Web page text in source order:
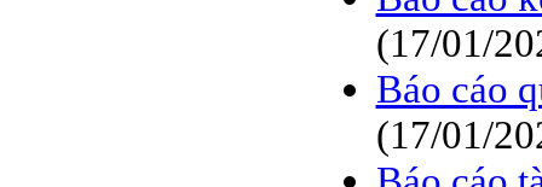
(17/01/
Báo cáo
(17/01/